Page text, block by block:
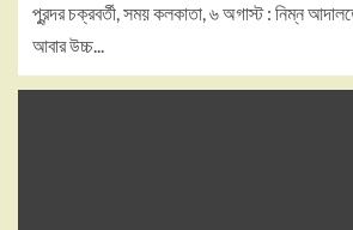
পুরন্দর চক্রবর্তী, সময় কলকাতা, ৬ অগাস্ট : নিম্ন
আবার উচ্চ...